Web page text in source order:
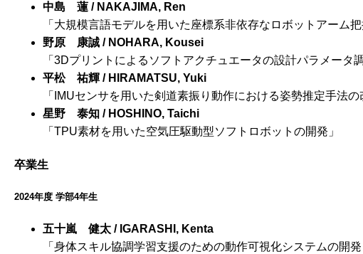
中島 蓮 / NAKAJIMA, Ren
「大規模言語モデルを用いた座標系非依存なロボットアーム把
野原 康誠 / NOHARA, Kousei
「3Dプリントによるソフトアクチュエータの設計パラメータ
平松 祐輝 / HIRAMATSU, Yuki
「IMUセンサを用いた剣道素振り動作における姿勢推定手法の
星野 泰知 / HOSHINO, Taichi
「TPU素材を用いた空気圧駆動型ソフトロボットの開発」
卒業生
2024年度 学部4年生
五十嵐 健太 / IGARASHI, Kenta
「身体スキル協調学習支援のための動作可視化システムの開